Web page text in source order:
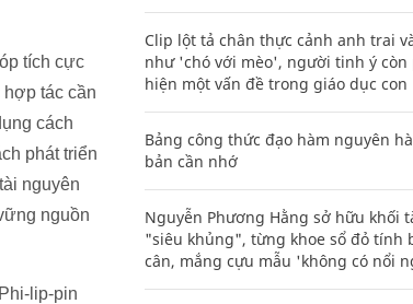
tích cực
tác cần
cách
phát triển
nguyên
nguồn
lip-pin
Clip lột tả chân thực cảnh anh trai
như 'chó với mèo', người tinh ý còn
hiện một vấn đề trong giáo dục con
Bảng công thức đạo hàm nguyên
bản cần nhớ
Nguyễn Phương Hằng sở hữu khối
"siêu khủng", từng khoe sổ đỏ tính
cân, mắng cựu mẫu 'không có nổi